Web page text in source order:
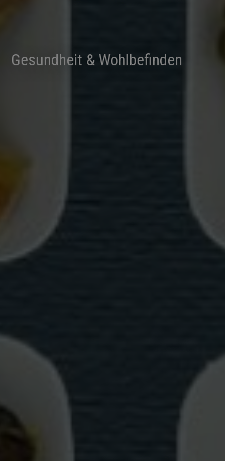
Gesundheit & Wohlbefinden